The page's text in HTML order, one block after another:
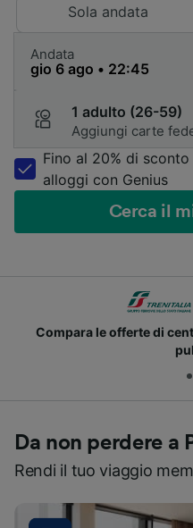
Sola andata
Andata
1 adulto (26-59)
Aggiungi carte
Fino al 20% di sconto
alloggi con Genius
Cerca il
Compara le offerte di
Da non perdere a
Rendi il tuo viaggio